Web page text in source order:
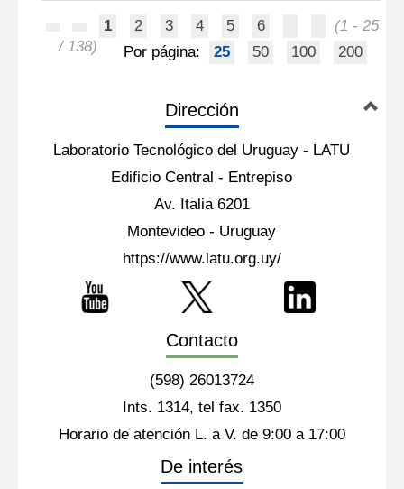
Más información...
Documento digital
1 2 3 4 5 6
(1 - 25
Por página: 25 50 100
Dirección
Laboratorio Tecnológico del Uruguay - LATU
Edificio Central - Entrepiso
Montevideo - Uruguay
https://www.latu.org.uy/
Contacto